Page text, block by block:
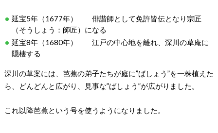
延宝5年（1677年） 俳諧師として免許皆伝となり宗匠
（そうしょう：師匠）になる
延宝8年（1680年） 江戸の中心地を離れ、深川の草庵に
隠棲する
深川の草案には、芭蕉の弟子たちが庭に”ばしょう”を一株植えた
ら、どんどんと広がり、見事な”ばしょう”が広がりました。
これ以降芭蕉という号を使うようになりました。